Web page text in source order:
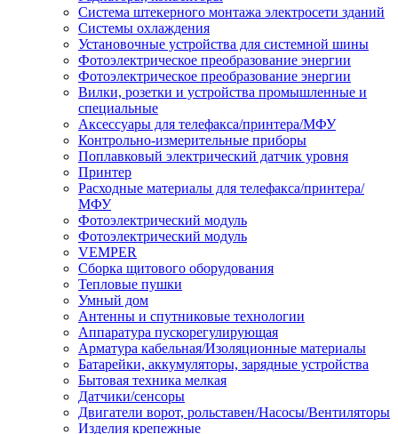
Система штекерного монтажа электросети зданий
Системы охлаждения
Установочные устройства для системной шины
Фотоэлектрическое преобразование энергии
Фотоэлектрическое преобразование энергии
Вилки, розетки и устройства промышленные и
специальные
Аксессуары для телефакса/принтера/МФУ
Контрольно-измерительные приборы
Поплавковый электрический датчик уровня
Принтер
Расходные материалы для телефакса/принтера/
МФУ
Фотоэлектрический модуль
Фотоэлектрический модуль
VEMPER
Сборка щитового оборудования
Тепловые пушки
Умный дом
Антенны и спутниковые технологии
Аппаратура пускорегулирующая
Арматура кабельная/Изоляционные материалы
Батарейки, аккумуляторы, зарядные устройства
Бытовая техника мелкая
Датчики/сенсоры
Двигатели ворот, рольставен/Насосы/Вентиляторы
Изделия крепежные